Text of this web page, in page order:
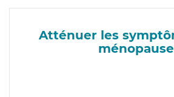
Atténuer les
ménopause